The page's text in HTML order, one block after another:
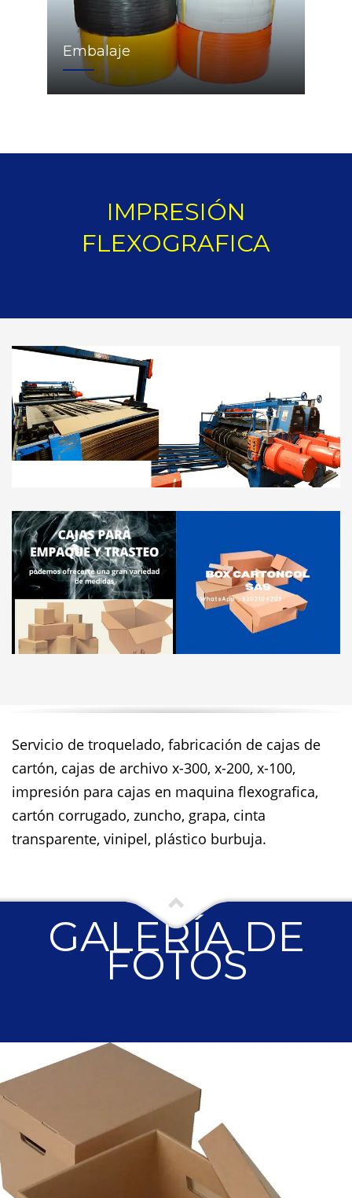
Embalaje
IMPRESIÓN
FLEXOGRAFICA
Servicio de troquelado, fabricación de cajas de
cartón, cajas de archivo x-300, x-200, x-100,
impresión para cajas en maquina flexografica,
cartón corrugado, zuncho, grapa, cinta
transparente, vinipel, plástico burbuja.
GALERÍA DE
FOTOS